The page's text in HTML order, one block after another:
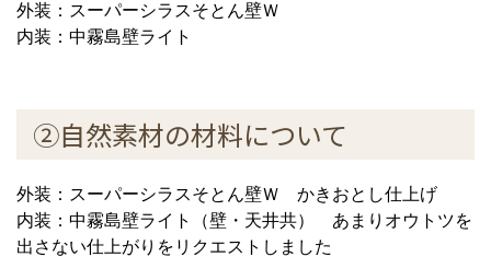
外装：スーパーシラスそとん壁Ｗ
内装：中霧島壁ライト
②自然素材の材料について
外装：スーパーシラスそとん壁Ｗ かきおとし仕上げ
内装：中霧島壁ライト（壁・天井共） あまりオウトツを
出さない仕上がりをリクエストしました